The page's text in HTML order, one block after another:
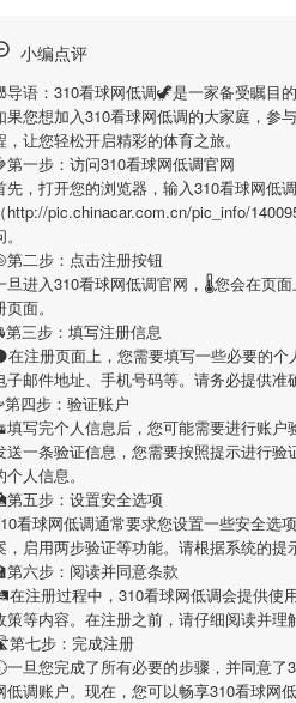
小编点评
导语： 310看球网低调🦖是一家备受瞩目
果您想加入310看球网低调的大家庭，参
，让您轻松开启精彩的体育之旅。
第一步：访问310看球网低调官网
先，打开您的浏览器，输入310看球网低调
（http://pic.chinacar.com.cn/pic_info/
第二步：点击注册按钮
旦进入310看球网低调官网，🌡您会在页
页面。
第三步：填写注册信息
在注册页面上，您需要填写一些必要的个
子邮件地址、手机号码等。请务必提供准
四步：验证账户
填写完个人信息后，您可能需要进行账户
送一条验证信息，您需要按照提示进行
个人信息。
第五步：设置安全选项
看球网低调通常要求您设置一些安全选
，启用两步验证等功能。请根据系统的提
第六步：阅读并同意条款
注册过程中， 310看球网低调会提供使
策等内容。在注册之前，请仔细阅读并理
七步：完成注册
一旦您完成了所有必要的步骤，并同意了
低调账户。现在，您可以畅享310看球网